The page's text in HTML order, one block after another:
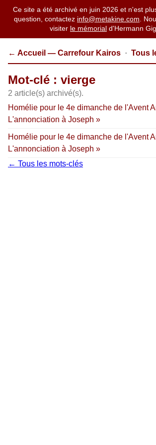
Ce site a été archivé en juin 2026 et n'est
question, contactez info@metakine.com .
visiter le mémorial d'Hermann
← Accueil — Carrefour Kairos · Tous
Mot-clé : vierge
2 article(s) archivé(s).
Homélie pour le 4e dimanche de l'Avent
L'annonciation à Joseph »
Homélie pour le 4e dimanche de l'Avent
L'annonciation à Joseph »
← Tous les mots-clés